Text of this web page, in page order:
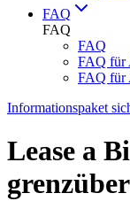
FAQ
FAQ
FAQ
FAQ für
FAQ für
Informationspaket
Lease a